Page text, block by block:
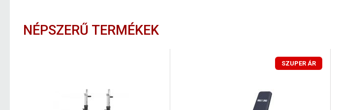
NÉPSZERŰ TERMÉKEK
SZUPER ÁR